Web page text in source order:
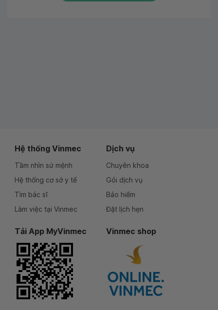
Hệ thống Vinmec
Tầm nhìn sứ mệnh
Hệ thống cơ sở y tế
Tìm bác sĩ
Làm việc tại Vinmec
Dịch vụ
Chuyên khoa
Gói dịch vụ
Bảo hiểm
Đặt lịch hẹn
Tải App MyVinmec Vinmec shop